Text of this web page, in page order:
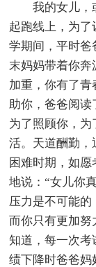
我的女儿，
起跑线上，为
学期间，平时爸
末妈妈带着你奔
加重，你有了
助你，爸爸阅读
为了照顾你，为
活。天道酬勤，
困难时期，如
地说：“女儿你
压力是不可能的
而你只有更加努
知道，每一次
绩下降时爸爸妈